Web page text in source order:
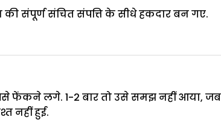
की संपूर्ण संचित संपत्ति के सीधे हकदार बन गए.
फेंकने लगे. 1-2 बार तो उसे समझ नहीं आया,
नहीं हुई.